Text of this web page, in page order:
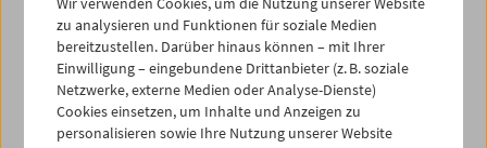
03
04 05 06 07 08
iCalender
Programmheft-PDF
zu analysieren und Funktionen für soziale Medien
bereitzustellen. Darüber hinaus können – mit Ihrer
Einwilligung – eingebundene Drittanbieter (z. B. soziale
Netzwerke, externe Medien oder Analyse-Dienste)
Cookies einsetzen, um Inhalte und Anzeigen zu
personalisieren sowie Ihre Nutzung unserer Website